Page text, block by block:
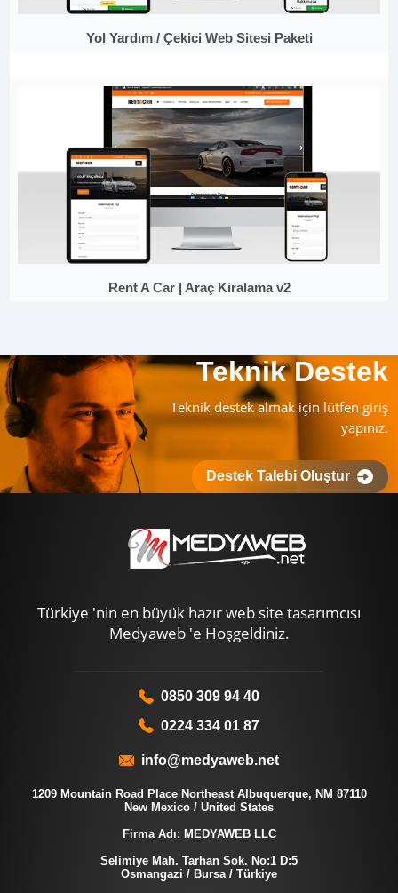
Yol Yardım / Çekici Web Sitesi Paketi
Rent A Car | Araç Kiralama v2
Teknik Destek
Teknik destek almak için lütfen giriş
yapınız.
Destek Talebi Oluştur
Türkiye 'nin en büyük hazır web site tasarımcısı
Medyaweb 'e Hoşgeldiniz.
0850 309 94 40
0224 334 01 87
info@medyaweb.net
1209 Mountain Road Place Northeast Albuquerque, NM 87110
New Mexico / United States
Firma Adı: MEDYAWEB LLC
Selimiye Mah. Tarhan Sok. No:1 D:5
Osmangazi / Bursa / Türkiye